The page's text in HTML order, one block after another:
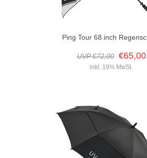
Ping Tour 68 inch
UVP €72,00 €65,00
inkl. 19% MwSt.
Der Ping Tour Regenschirm ist ein
eine Menge Platz bietet. Er hat einen